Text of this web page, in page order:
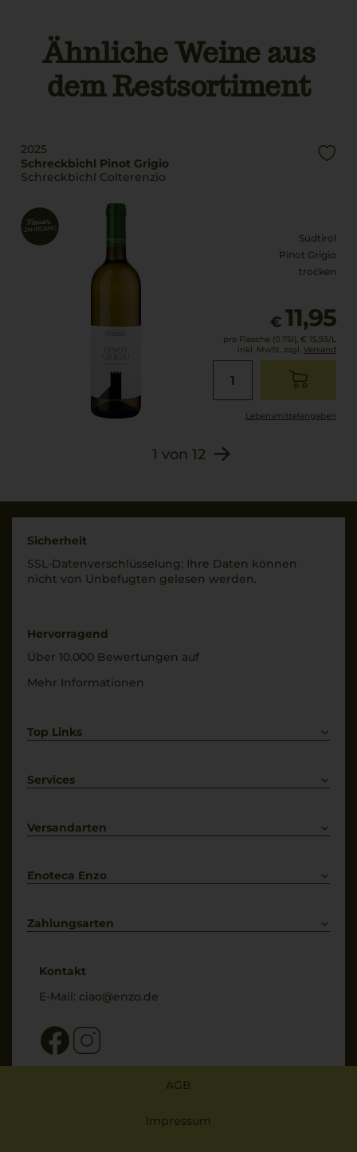
Trinktemperatur
Alkoholgehalt
Restsüße
1,7 g/L
0,75 L
Geschmack
trocken
Ähnliche Weine aus
dem Restsortiment
2025
Schreckbichl Pinot Grigio
Schreckbichl Colterenzio
Südtirol
Pinot Grigio
trocken
€ 11,95
pro Flasche (0.75l), € 15,93/L
inkl. MwSt. zzgl. Versand
Lebensmittel­angaben
1 von 12
Sicherheit
SSL-Daten­verschlüs­selung: Ihre Daten können
nicht von Unbe­fugten gelesen werden.
Hervorragend
Über 10.000 Bewertungen auf
Mehr Informationen
Top Links
Weißwein
Services
Kontakt
Versandarten
Enoteca Enzo
Bewertungs-Richtlinien
Zahlungsarten
Kontakt
E-Mail: ciao@enzo.de
AGB
Impressum